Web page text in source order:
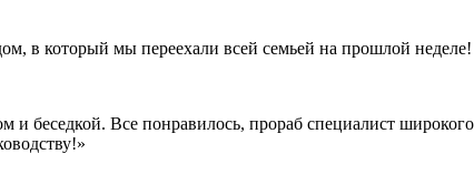
в который мы переехали всей семьей на прошлой
беседкой. Все понравилось, прораб специалист